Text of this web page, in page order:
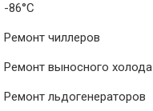
-86°C
Ремонт чиллеров
Ремонт выносного холода
Ремонт льдогенераторов